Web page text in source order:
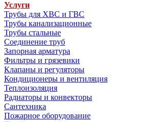
Услуги
Трубы для ХВС и ГВС
Трубы канализационные
Трубы стальные
Соединение труб
Запорная арматура
Фильтры и грязевики
Клапаны и регуляторы
Кондиционеры и вентиляция
Теплоизоляция
Радиаторы и конвекторы
Сантехника
Пожарное оборудование